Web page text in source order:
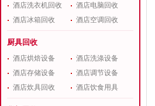
酒店洗衣机回收
酒店电脑回收
酒店冰箱回收
酒店空调回收
厨具回收
酒店烘焙设备
酒店洗涤设备
酒店存储设备
酒店调节设备
酒店炊具回收
酒店饮食用具